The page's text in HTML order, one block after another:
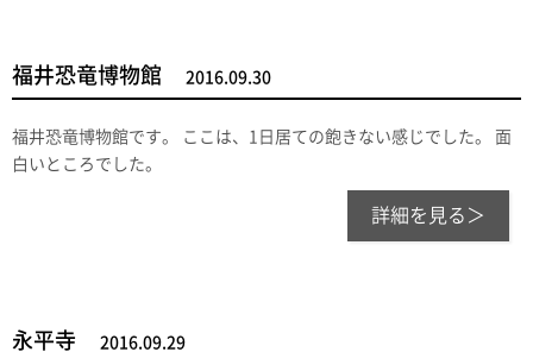
福井恐竜博物館 2016.09.30
福井恐竜博物館です。 ここは、1日居ての飽きない感じでした。 面
白いところでした。
詳細を見る＞
永平寺 2016.09.29